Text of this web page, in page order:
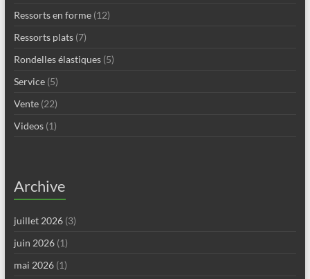
Ressorts en forme(12)
Ressorts plats(7)
Rondelles élastiques(5)
Service(5)
Vente(22)
Videos(1)
Archive
juillet 2026(3)
juin 2026(1)
mai 2026(1)